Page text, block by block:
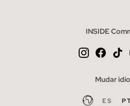
INSIDE
Mudar
ES